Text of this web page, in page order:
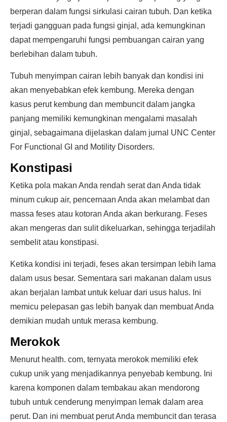
berperan dalam fungsi sirkulasi cairan tubuh. Dan ketika
terjadi gangguan pada fungsi ginjal, ada kemungkinan
dapat mempengaruhi fungsi pembuangan cairan yang
berlebihan dalam tubuh.
Tubuh menyimpan cairan lebih banyak dan kondisi ini
akan menyebabkan efek kembung. Mereka dengan
kasus perut kembung dan membuncit dalam jangka
panjang memiliki kemungkinan mengalami masalah
ginjal, sebagaimana dijelaskan dalam jurnal UNC Center
For Functional GI and Motility Disorders.
Konstipasi
Ketika pola makan Anda rendah serat dan Anda tidak
minum cukup air, pencernaan Anda akan melambat dan
massa feses atau kotoran Anda akan berkurang. Feses
akan mengeras dan sulit dikeluarkan, sehingga terjadilah
sembelit atau konstipasi.
Ketika kondisi ini terjadi, feses akan tersimpan lebih lama
dalam usus besar. Sementara sari makanan dalam usus
akan berjalan lambat untuk keluar dari usus halus. Ini
memicu pelepasan gas lebih banyak dan membuat Anda
demikian mudah untuk merasa kembung.
Merokok
Menurut health. com, ternyata merokok memiliki efek
cukup unik yang menjadikannya penyebab kembung. Ini
karena komponen dalam tembakau akan mendorong
tubuh untuk cenderung menyimpan lemak dalam area
perut. Dan ini membuat perut Anda membuncit dan terasa